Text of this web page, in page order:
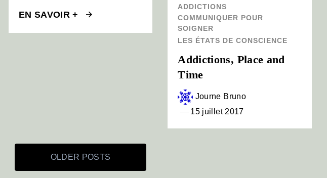
EN SAVOIR +
ADDICTIONS
COMMUNIQUER POUR
SOIGNER
LES ÉTATS DE CONSCIENCE
Addictions, Place and
Time
Journe Bruno
15 juillet 2017
OLDER POSTS